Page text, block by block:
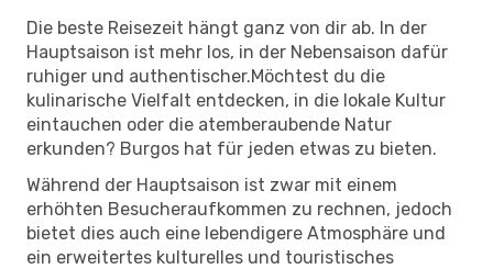
Die beste Reisezeit hängt ganz von dir ab. In der
Hauptsaison ist mehr los, in der Nebensaison dafür
ruhiger und authentischer.Möchtest du die
kulinarische Vielfalt entdecken, in die lokale Kultur
eintauchen oder die atemberaubende Natur
erkunden? Burgos hat für jeden etwas zu bieten.
Während der Hauptsaison ist zwar mit einem
erhöhten Besucheraufkommen zu rechnen, jedoch
bietet dies auch eine lebendigere Atmosphäre und
ein erweitertes kulturelles und touristisches